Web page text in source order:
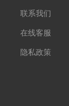
联系我们
在线客服
隐私政策